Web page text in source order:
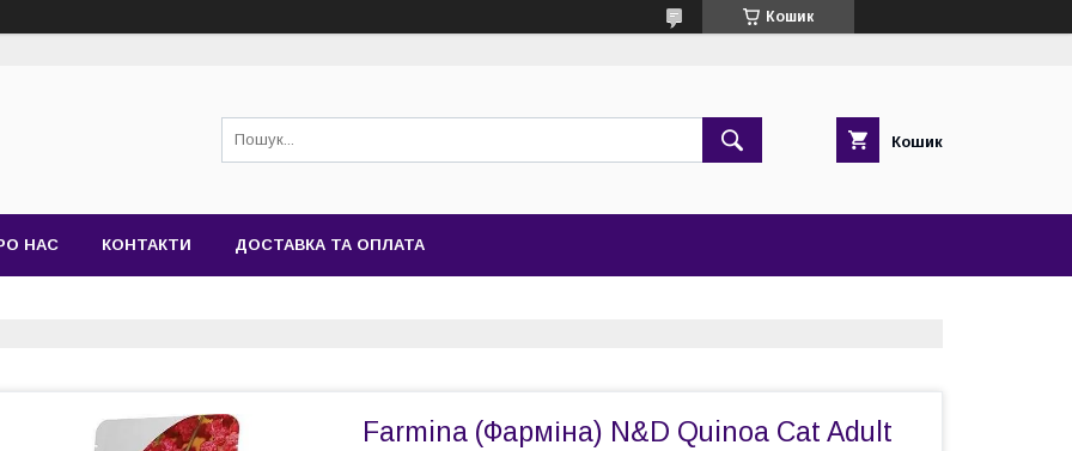
Кошик
Кошик
НАС КОНТАКТИ ДОСТАВКА ТА ОПЛАТА
Farmina (Фарміна) N&D Quinoa Cat Adult